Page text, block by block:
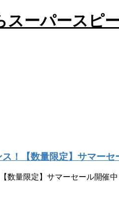
！【数量限定】サマーセ
数量限定】サマーセール開